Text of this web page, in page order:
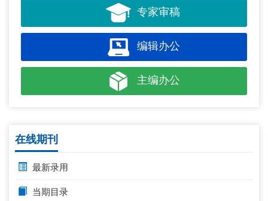
专家审稿
编辑办公
主编办公
在线期刊
最新录用
当期目录